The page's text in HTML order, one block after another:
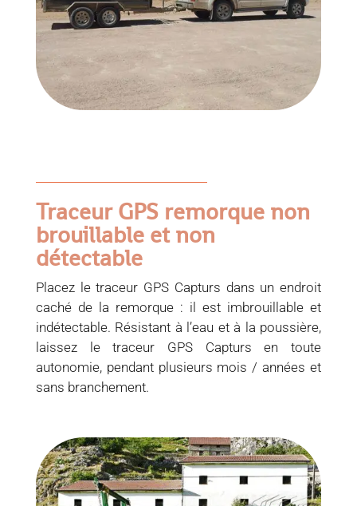
Traceur GPS remorque non
brouillable et non
détectable
Placez le traceur GPS Capturs dans un endroit
caché de la remorque : il est imbrouillable et
indétectable. Résistant à l’eau et à la poussière,
laissez le traceur GPS Capturs en toute
autonomie, pendant plusieurs mois / années et
sans branchement.